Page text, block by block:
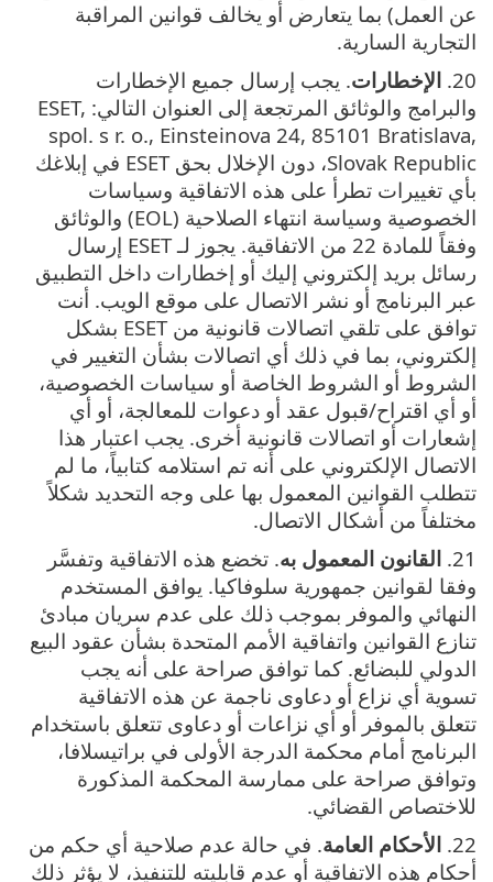
عن العمل) بما يتعارض أو يخالف قوانين المراقبة
التجارية السارية.
20. الإخطارات. يجب إرسال جميع الإخطارات
والبرامج والوثائق المرتجعة إلى العنوان التالي: ESET,
spol. s r. o., Einsteinova 24, 85101 Bratislava,
Slovak Republic، دون الإخلال بحق ESET في إبلاغك
بأي تغييرات تطرأ على هذه الاتفاقية وسياسات
الخصوصية وسياسة انتهاء الصلاحية (EOL) والوثائق
وفقاً للمادة 22 من الاتفاقية. يجوز لـ ESET إرسال
رسائل بريد إلكتروني إليك أو إخطارات داخل التطبيق
عبر البرنامج أو نشر الاتصال على موقع الويب. أنت
توافق على تلقي اتصالات قانونية من ESET بشكل
إلكتروني، بما في ذلك أي اتصالات بشأن التغيير في
الشروط أو الشروط الخاصة أو سياسات الخصوصية،
أو أي اقتراح/قبول عقد أو دعوات للمعالجة، أو أي
إشعارات أو اتصالات قانونية أخرى. يجب اعتبار هذا
الاتصال الإلكتروني على أنه تم استلامه كتابياً، ما لم
تتطلب القوانين المعمول بها على وجه التحديد شكلاً
مختلفاً من أشكال الاتصال.
21. القانون المعمول به. تخضع هذه الاتفاقية وتفسَّر
وفقا لقوانين جمهورية سلوفاكيا. يوافق المستخدم
النهائي والموفر بموجب ذلك على عدم سريان مبادئ
تنازع القوانين واتفاقية الأمم المتحدة بشأن عقود البيع
الدولي للبضائع. كما توافق صراحة على أنه يجب
تسوية أي نزاع أو دعاوى ناجمة عن هذه الاتفاقية
تتعلق بالموفر أو أي نزاعات أو دعاوى تتعلق باستخدام
البرنامج أمام محكمة الدرجة الأولى في براتيسلافا،
وتوافق صراحة على ممارسة المحكمة المذكورة
للاختصاص القضائي.
22. الأحكام العامة. في حالة عدم صلاحية أي حكم من
أحكام هذه الاتفاقية أو عدم قابليته للتنفيذ، لا يؤثر ذلك